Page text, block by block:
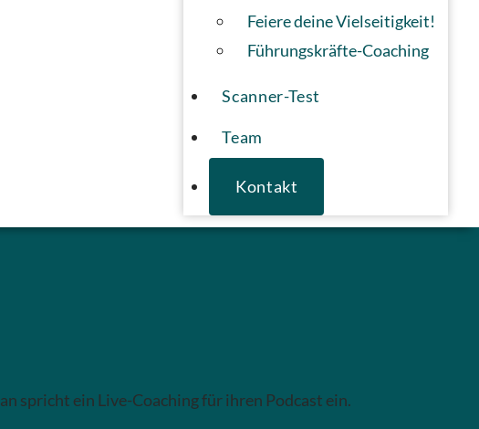
Feiere deine Vielseitigkeit!
Führungskräfte-Coaching
Scanner-Test
Team
Kontakt